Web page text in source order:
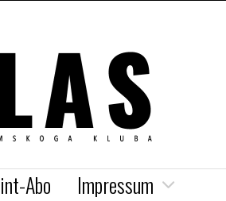
Abo Impressum